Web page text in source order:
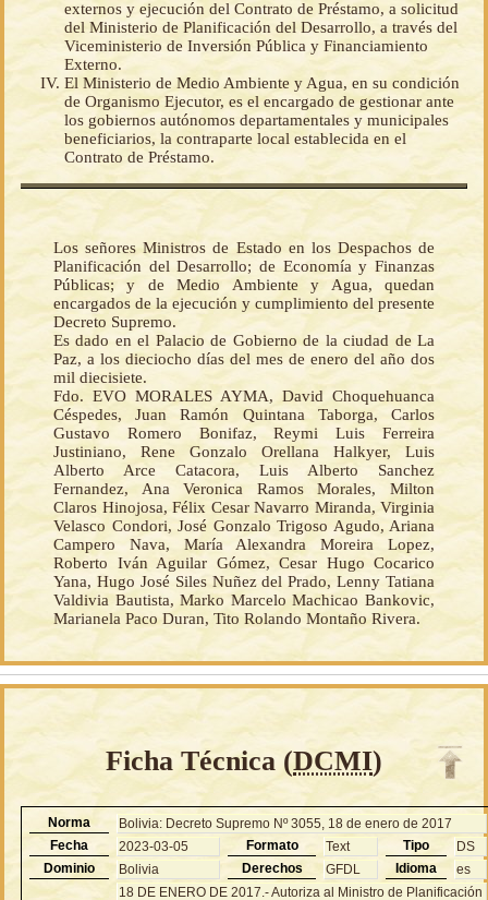
externos y ejecución del Contrato de Préstamo, a solicitud
del Ministerio de Planificación del Desarrollo, a través del
Viceministerio de Inversión Pública y Financiamiento
Externo.
El Ministerio de Medio Ambiente y Agua, en su condición
de Organismo Ejecutor, es el encargado de gestionar ante
los gobiernos autónomos departamentales y municipales
beneficiarios, la contraparte local establecida en el
Contrato de Préstamo.
Los señores Ministros de Estado en los Despachos de
Planificación del Desarrollo; de Economía y Finanzas
Públicas; y de Medio Ambiente y Agua, quedan
encargados de la ejecución y cumplimiento del presente
Decreto Supremo.
Es dado en el Palacio de Gobierno de la ciudad de La
Paz, a los dieciocho días del mes de enero del año dos
mil diecisiete.
Fdo. EVO MORALES AYMA, David Choquehuanca
Céspedes, Juan Ramón Quintana Taborga, Carlos
Gustavo Romero Bonifaz, Reymi Luis Ferreira
Justiniano, Rene Gonzalo Orellana Halkyer, Luis
Alberto Arce Catacora, Luis Alberto Sanchez
Fernandez, Ana Veronica Ramos Morales, Milton
Claros Hinojosa, Félix Cesar Navarro Miranda, Virginia
Velasco Condori, José Gonzalo Trigoso Agudo, Ariana
Campero Nava, María Alexandra Moreira Lopez,
Roberto Iván Aguilar Gómez, Cesar Hugo Cocarico
Yana, Hugo José Siles Nuñez del Prado, Lenny Tatiana
Valdivia Bautista, Marko Marcelo Machicao Bankovic,
Marianela Paco Duran, Tito Rolando Montaño Rivera.
Ficha Técnica (DCMI)
Norma
Bolivia: Decreto Supremo Nº 3055, 18 de enero de 2017
Fecha
2023-03-05 Formato Text Tipo
DS
Dominio
Bolivia Derechos GFDL Idioma es
18 DE ENERO DE 2017.- Autoriza al Ministro de Planificación